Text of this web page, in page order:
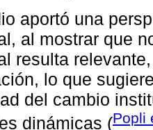
aportó una
al mostrar que
resulta
lo que
del cambio
dinámicas (Popli